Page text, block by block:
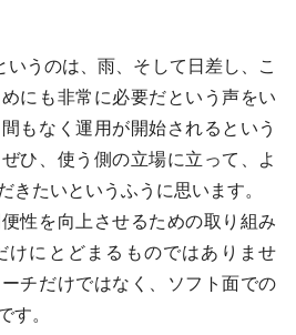
うのは、雨、そして日差し、こ
にも非常に必要だという声をい
もなく運用が開始されるという
ひ、使う側の立場に立って、よ
きたいというふうに思います。
性を向上させるための取り組み
けにとどまるものではありませ
チだけではなく、ソフト面での
す。